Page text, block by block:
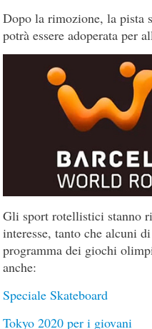
Dopo la rimozione, la pista
potrà essere adoperata per
Gli sport rotellistici stanno
interesse, tanto che alcuni
programma dei giochi
anche:
Speciale Skateboard
Tokyo 2020 per i giovani